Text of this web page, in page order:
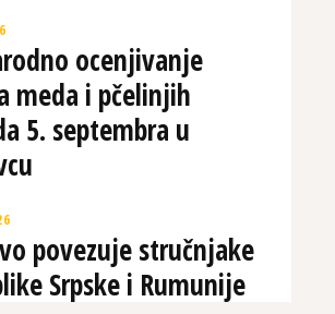
ocenjivanje
meda i pčelinjih
5. septembra u
povezuje stručnjake
Srpske i Rumunije